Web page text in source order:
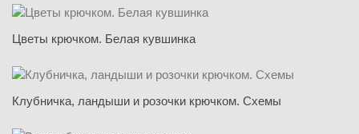
Цветы крючком. Белая кувшинка
Клубничка, ландыши и розочки крючком. Схемы